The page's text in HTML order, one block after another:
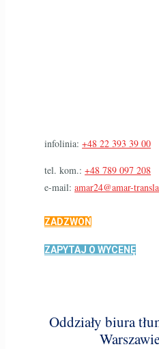
infolinia:+48 22 393 39 00
tel. kom.:+48 789 097 208
e-mail:amar24@amar-
ZADZWOŃ
ZAPYTAJ O WYCENĘ
Oddziały biura